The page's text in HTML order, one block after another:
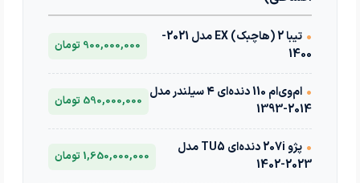
•
تیبا 2 (هاچبک) EX مدل 2021-
1400
900,000,000 تومان
•
ام‌وی‌ام 110 دنده‌ای ۴ سیلندر مدل
2014-1393
590,000,000 تومان
•
پژو 207i دنده‌ای TU5 مدل
2023-1402
1,650,000,000 تومان